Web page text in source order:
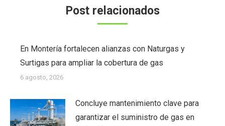
Post relacionados
En Montería fortalecen alianzas con Naturgas y
Surtigas para ampliar la cobertura de gas
6 agosto, 2026
Concluye mantenimiento clave para
garantizar el suministro de gas en